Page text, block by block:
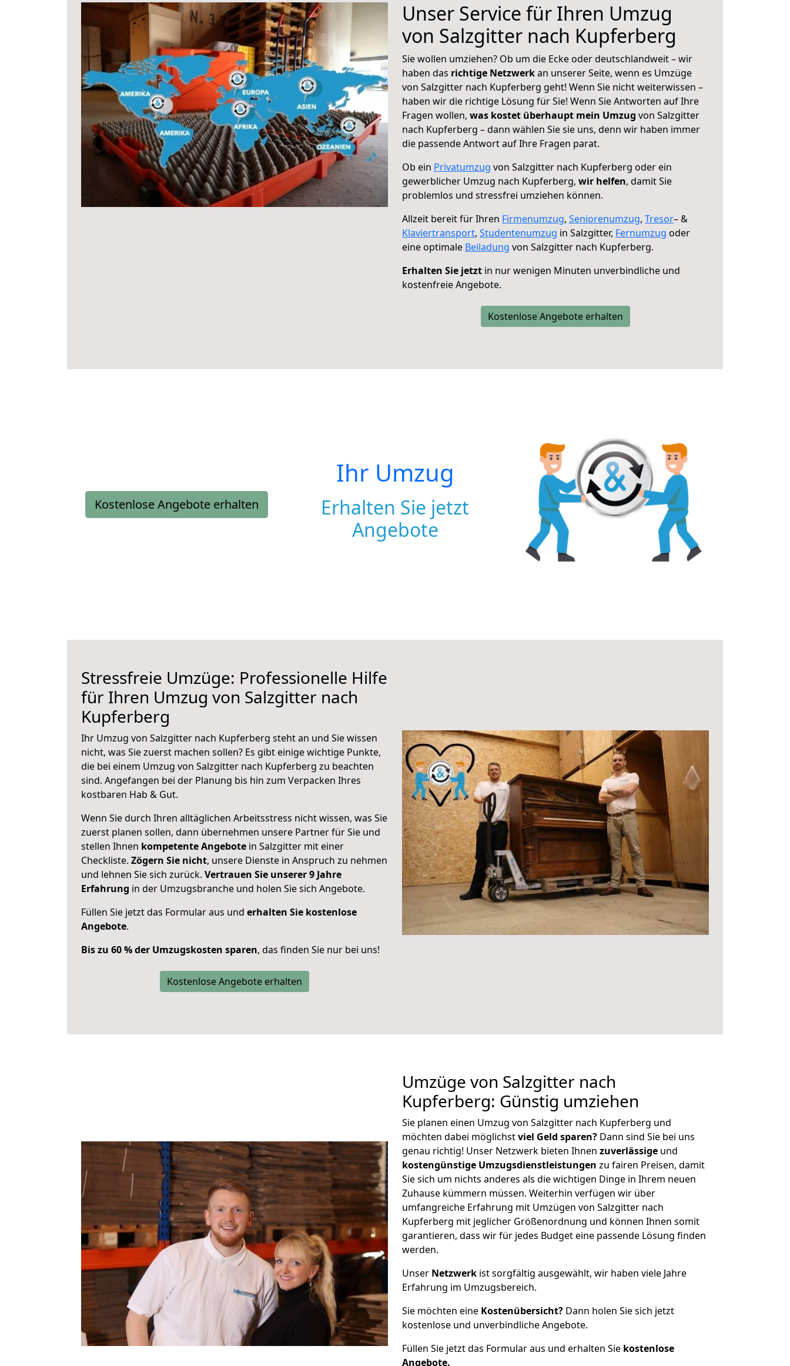
Unser Service für Ihren Umzug
von Salzgitter nach Kupferberg
Sie wollen umziehen? Ob um die Ecke oder deutschlandweit – wir
haben das richtige Netzwerkan unserer Seite, wenn es Umzüge
von Salzgitter nach Kupferberg geht! Wenn Sie nicht weiterwissen –
haben wir die richtige Lösung für Sie! Wenn Sie Antworten auf Ihre
Fragen wollen, was kostet überhaupt mein Umzug von Salzgitter
nach Kupferberg – dann wählen Sie sie uns, denn wir haben immer
die passende Antwort auf Ihre Fragen parat.
Ob ein Privatumzug von Salzgitter nach Kupferberg oder ein
gewerblicher Umzug nach Kupferberg, wir helfen, damit Sie
problemlos und stressfrei umziehen können.
Allzeit bereit für Ihren Firmenumzug, Seniorenumzug, Tresor– &
Klaviertransport, Studentenumzug in Salzgitter, Fernumzug oder
eine optimale Beiladung von Salzgitter nach Kupferberg.
Erhalten Sie jetzt in nur wenigen Minuten unverbindliche und
kostenfreie Angebote.
Kostenlose Angebote erhalten
Kostenlose Angebote erhalten
Ihr Umzug
Erhalten Sie jetzt
Angebote
Stressfreie Umzüge: Professionelle Hilfe
für Ihren Umzug von Salzgitter nach
Kupferberg
Ihr Umzug von Salzgitter nach Kupferberg steht an und Sie wissen
nicht, was Sie zuerst machen sollen? Es gibt einige wichtige Punkte,
die bei einem Umzug von Salzgitter nach Kupferberg zu beachten
sind. Angefangen bei der Planung bis hin zum Verpacken Ihres
kostbaren Hab & Gut.
Wenn Sie durch Ihren alltäglichen Arbeitsstress nicht wissen, was Sie
zuerst planen sollen, dann übernehmen unsere Partner für Sie und
stellen Ihnen kompetente Angebote in Salzgitter mit einer
Checkliste. Zögern Sie nicht, unsere Dienste in Anspruch zu nehmen
und lehnen Sie sich zurück. Vertrauen Sie unserer 9 Jahre
Erfahrung in der Umzugsbranche und holen Sie sich Angebote.
Füllen Sie jetzt das Formular aus und erhalten Sie kostenlose
Angebote.
Bis zu 60 % der Umzugskosten sparen, das finden Sie nur bei uns!
Kostenlose Angebote erhalten
Umzüge von Salzgitter nach
Kupferberg: Günstig umziehen
Sie planen einen Umzug von Salzgitter nach Kupferberg und
möchten dabei möglichstviel Geld sparen? Dann sind Sie bei uns
genau richtig! Unser Netzwerk bieten Ihnen zuverlässige und
kostengünstige Umzugsdienstleistungen zu fairen Preisen, damit
Sie sich um nichts anderes als die wichtigen Dinge in Ihrem neuen
Zuhause kümmern müssen. Weiterhin verfügen wir über
umfangreiche Erfahrung mit Umzügen von Salzgitter nach
Kupferberg mit jeglicher Größenordnung und können Ihnen somit
garantieren, dass wir für jedes Budget eine passende Lösung finden
werden.
Unser Netzwerk ist sorgfältig ausgewählt, wir haben viele Jahre
Erfahrung im Umzugsbereich.
Sie möchten eine Kostenübersicht? Dann holen Sie sich jetzt
kostenlose und unverbindliche Angebote.
Füllen Sie jetzt das Formular aus und erhalten Sie kostenlose
Angebote.